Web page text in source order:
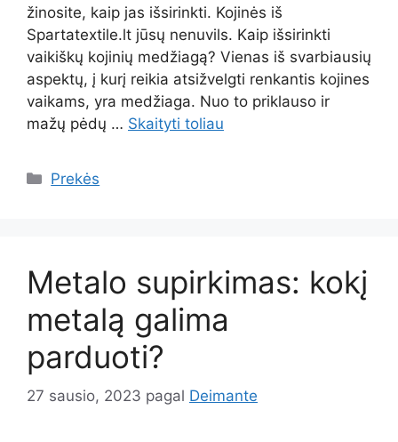
žinosite, kaip jas išsirinkti. Kojinės iš
Spartatextile.lt jūsų nenuvils. Kaip išsirinkti
vaikiškų kojinių medžiagą? Vienas iš svarbiausių
aspektų, į kurį reikia atsižvelgti renkantis kojines
vaikams, yra medžiaga. Nuo to priklauso ir
mažų pėdų … Skaityti toliau
Kategorijos
Prekės
Metalo supirkimas: kokį
metalą galima
parduoti?
27 sausio, 2023 pagal Deimante